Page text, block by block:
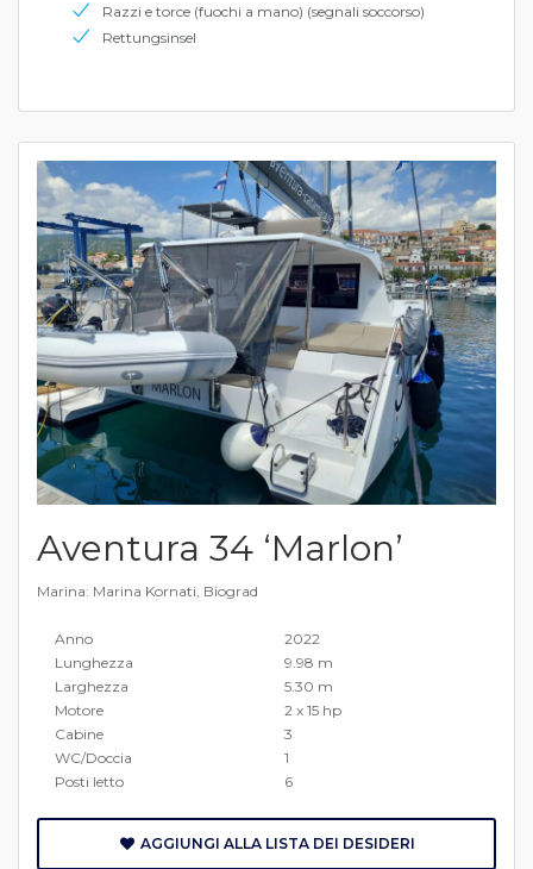
Razzi e torce (fuochi a mano) (segnali soccorso)
Rettungsinsel
Aventura 34 ‘Marlon’
Marina: Marina Kornati, Biograd
Anno
2022
Lunghezza
9.98 m
Larghezza
5.30 m
Motore
2 x 15 hp
Cabine
3
WC/Doccia
1
Posti letto
6
AGGIUNGI ALLA LISTA DEI DESIDERI